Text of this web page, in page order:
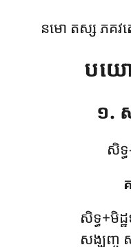
នមោ តស្ស ភគវ
បយ
១.
សិទ្ធ
សិទ្ធ+មិដ្
សង្ឃញ្ច